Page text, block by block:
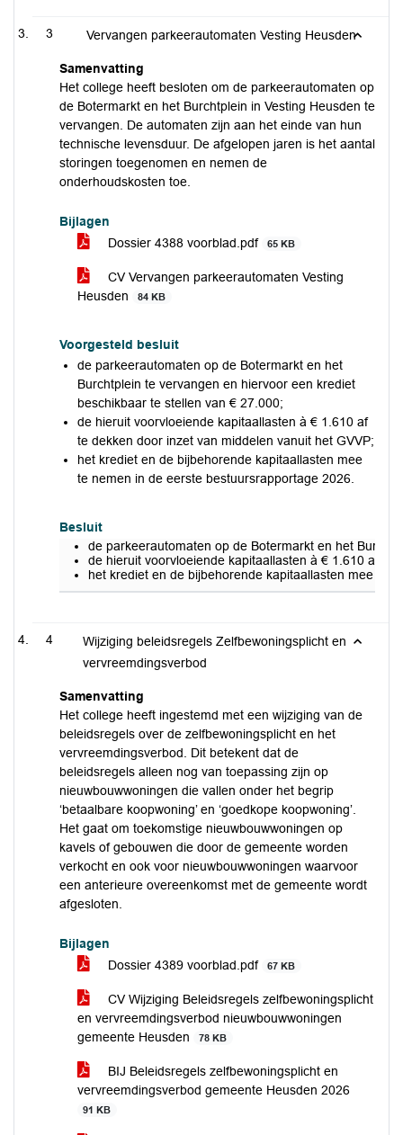
3 Vervangen parkeerautomaten Vesting Heusden
Samenvatting
Het college heeft besloten om de parkeerautomaten op
de Botermarkt en het Burchtplein in Vesting Heusden te
vervangen. De automaten zijn aan het einde van hun
technische levensduur. De afgelopen jaren is het aantal
storingen toegenomen en nemen de
onderhoudskosten toe.
Bijlagen
Dossier 4388 voorblad.pdf
65 KB
CV Vervangen parkeerautomaten Vesting
Heusden
84 KB
Voorgesteld besluit
de parkeerautomaten op de Botermarkt en het
Burchtplein te vervangen en hiervoor een krediet
beschikbaar te stellen van € 27.000;
de hieruit voorvloeiende kapitaallasten à € 1.610 af
te dekken door inzet van middelen vanuit het GVVP;
het krediet en de bijbehorende kapitaallasten mee
te nemen in de eerste bestuursrapportage 2026.
Besluit
de parkeerautomaten op de Botermarkt en het
de hieruit voorvloeiende kapitaallasten à € 1.610 af te
het krediet en de bijbehorende kapitaallasten mee te
4
Wijziging beleidsregels Zelfbewoningsplicht en
vervreemdingsverbod
Samenvatting
Het college heeft ingestemd met een wijziging van de
beleidsregels over de zelfbewoningsplicht en het
vervreemdingsverbod. Dit betekent dat de
beleidsregels alleen nog van toepassing zijn op
nieuwbouwwoningen die vallen onder het begrip
‘betaalbare koopwoning’ en ‘goedkope koopwoning’.
Het gaat om toekomstige nieuwbouwwoningen op
kavels of gebouwen die door de gemeente worden
verkocht en ook voor nieuwbouwwoningen waarvoor
een anterieure overeenkomst met de gemeente wordt
afgesloten.
Bijlagen
Dossier 4389 voorblad.pdf
67 KB
CV Wijziging Beleidsregels zelfbewoningsplicht
en vervreemdingsverbod nieuwbouwwoningen
gemeente Heusden
78 KB
BIJ Beleidsregels zelfbewoningsplicht en
vervreemdingsverbod gemeente Heusden 2026
91 KB